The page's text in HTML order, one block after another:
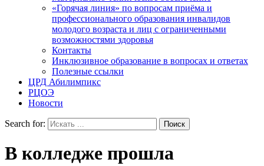
«Горячая линия» по вопросам приёма и
профессионального образования инвалидов
молодого возраста и лиц с ограниченными
возможностями здоровья
Контакты
Инклюзивное образование в вопросах и ответах
Полезные ссылки
ЦРД Абилимпикс
РЦОЭ
Новости
Search for:
В колледже прошла